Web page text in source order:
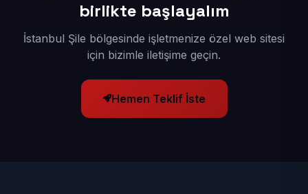
birlikte başlayalım
İstanbul Şile bölgesinde işletmenize özel web sitesi
için bizimle iletişime geçin.
Hemen Teklif İste